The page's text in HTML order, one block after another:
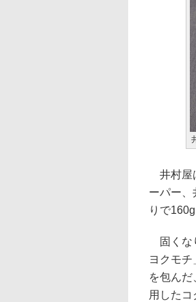
井村屋
ーパー、
りで160g
固くな
ヨクモ
を包ん
用した